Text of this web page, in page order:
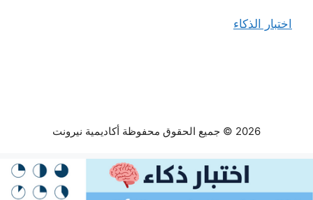
اختبار الذكاء
2026 © جميع الحقوق محفوظة أكاديمية نيرونت